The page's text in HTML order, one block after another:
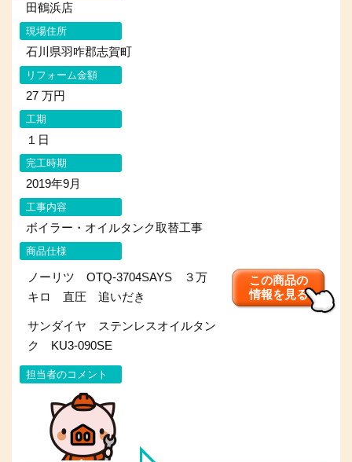
田鶴浜店
現場住所
石川県羽咋郡志賀町
リフォーム金額
27 万円
工期
１日
完工時期
2019年9月
工事内容
ボイラー・オイルタンク取替工事
商品仕様
ノーリツ OTQ-3704SAYS ３万
キロ 直圧 追いだき
この商品の
情報を見る
サンダイヤ ステンレスオイルタン
ク KU3-090SE
担当者のコメント